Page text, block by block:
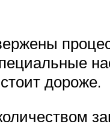
дороже.